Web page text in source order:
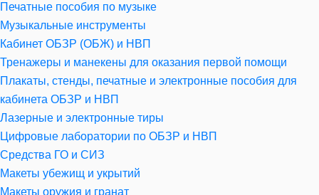
Печатные пособия по музыке
Музыкальные инструменты
Кабинет ОБЗР (ОБЖ) и НВП
Тренажеры и манекены для оказания первой помощи
Плакаты, стенды, печатные и электронные пособия для
кабинета ОБЗР и НВП
Лазерные и электронные тиры
Цифровые лаборатории по ОБЗР и НВП
Средства ГО и СИЗ
Макеты убежищ и укрытий
Макеты оружия и гранат